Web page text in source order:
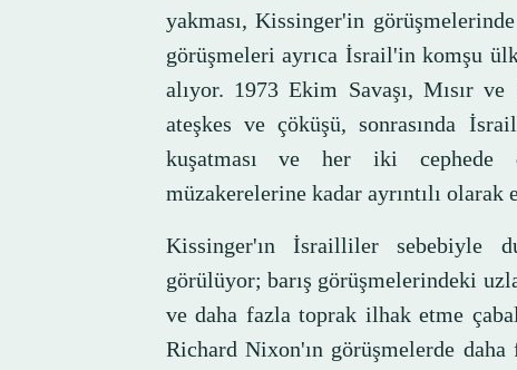
yakması, Kissinger'in
görüşmeleri ayrıca İsrail'in komşu
alıyor. 1973 Ekim Savaşı, Mısır ve
ateşkes ve çöküşü, sonrasında
kuşatması ve her iki cephede
müzakerelerine kadar ayrıntılı olarak
Kissinger'ın İsrailliler sebebiyle
görülüyor; barış görüşmelerindeki
ve daha fazla toprak ilhak etme
Richard Nixon'ın görüşmelerde daha